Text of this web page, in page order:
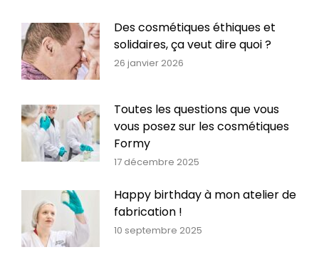
Des cosmétiques éthiques et
solidaires, ça veut dire quoi ?
26 janvier 2026
Toutes les questions que vous
vous posez sur les cosmétiques
Formy
17 décembre 2025
Happy birthday à mon atelier de
fabrication !
10 septembre 2025